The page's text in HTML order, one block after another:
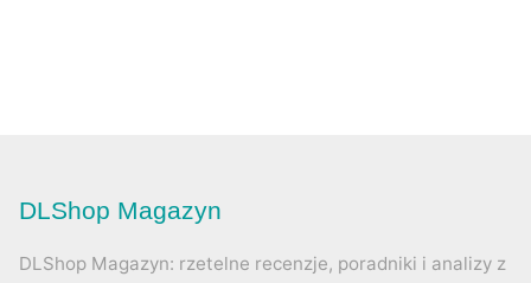
DLShop Magazyn
DLShop Magazyn: rzetelne recenzje, poradniki i analizy z